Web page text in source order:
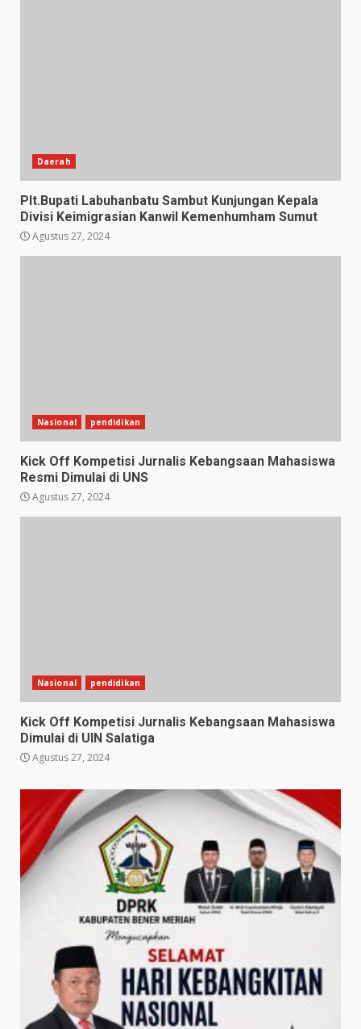
Daerah
Plt.Bupati Labuhanbatu Sambut Kunjungan Kepala
Divisi Keimigrasian Kanwil Kemenhumham Sumut
Agustus 27, 2024
Nasional pendidikan
Kick Off Kompetisi Jurnalis Kebangsaan Mahasiswa
Resmi Dimulai di UNS
Agustus 27, 2024
Nasional pendidikan
Kick Off Kompetisi Jurnalis Kebangsaan Mahasiswa
Dimulai di UIN Salatiga
Agustus 27, 2024